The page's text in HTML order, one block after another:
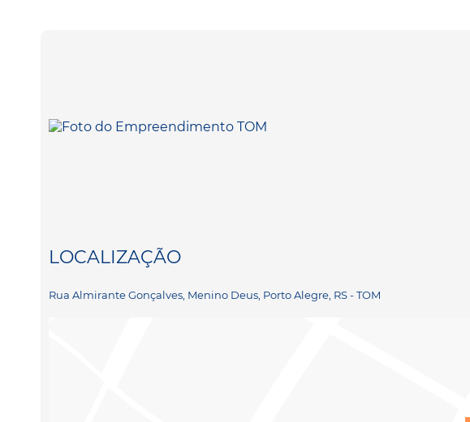
LOCALIZAÇÃO
Rua Almirante Gonçalves, Menino Deus, Porto Alegre, RS - TOM